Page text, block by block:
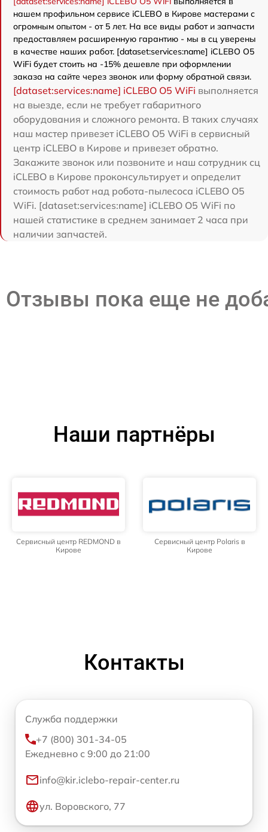
нашем профильном сервисе iCLEBO в Кирове мастерами с
огромным опытом - от 5 лет. На все виды работ и запчасти
предоставляем расширенную гарантию - мы в сц уверены
в качестве наших работ. [dataset:services:name] iCLEBO O5
WiFi будет стоить на -15% дешевле при оформлении
заказа на сайте через звонок или форму обратной связи.
[dataset:services:name] iCLEBO O5 WiFi выполняется
на выезде, если не требует габаритного
оборудования и сложного ремонта. В таких случаях
наш мастер привезет iCLEBO O5 WiFi в сервисный
центр iCLEBO в Кирове и привезет обратно.
Закажите звонок или позвоните и наш сотрудник сц
iCLEBO в Кирове проконсультирует и определит
стоимость работ над робота-пылесоса iCLEBO O5
WiFi. [dataset:services:name] iCLEBO O5 WiFi по
нашей статистике в среднем занимает 2 часа при
наличии запчастей.
Отзывы пока еще не
Наши партнёры
Сервисный центр REDMOND в
Кирове
Сервисный центр Polaris в
Кирове
Контакты
Служба поддержки
+7 (800) 301-34-05
Ежедневно с 9:00 до 21:00
info@kir.iclebo-repair-center.ru
ул. Воровского, 77